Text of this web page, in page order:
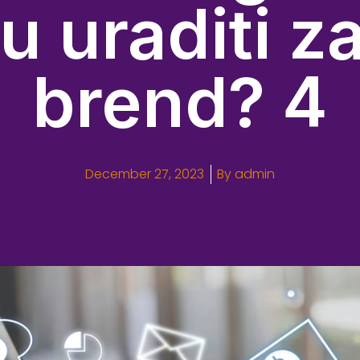
uraditi
brend? 4
December 27, 2023 By admin